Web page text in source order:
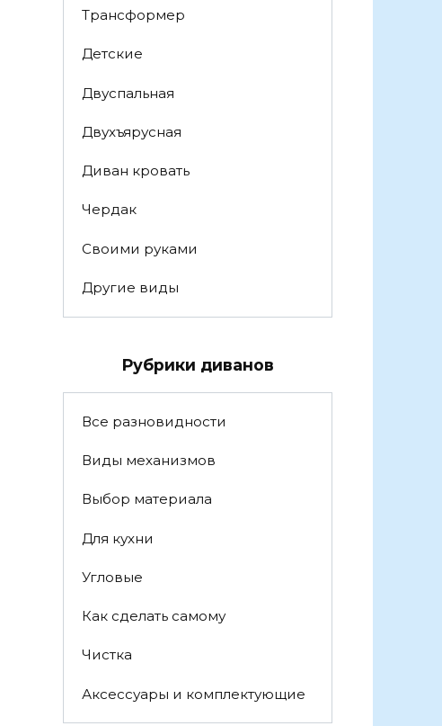
Трансформер
Детские
Двуспальная
Двухъярусная
Диван кровать
Чердак
Своими руками
Другие виды
Рубрики диванов
Все разновидности
Виды механизмов
Выбор материала
Для кухни
Угловые
Как сделать самому
Чистка
Аксессуары и комплектующие